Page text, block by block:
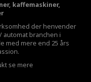
kaffemaskiner,
der henvender
branchen i
med mere end 25 års
se mere